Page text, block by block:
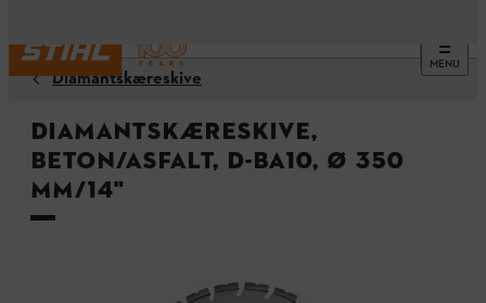
MENU
Diamantskæreskive
Diamantskæreskive,
beton/asfalt, D-BA10, Ø 350
mm/14"